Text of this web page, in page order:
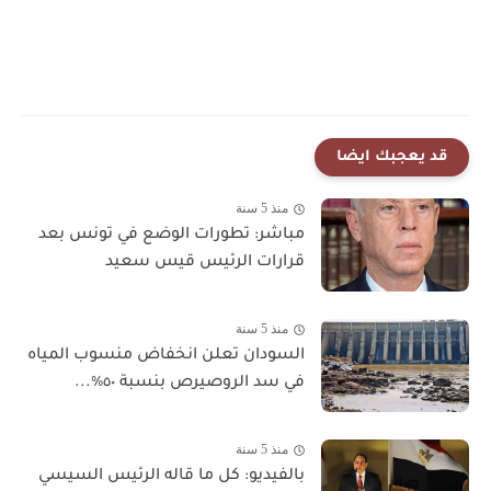
قد يعجبك ايضا
منذ 5 سنة
مباشر: تطورات الوضع في تونس بعد
قرارات الرئيس قيس سعيد
منذ 5 سنة
السودان تعلن انخفاض منسوب المياه
في سد الروصيرص بنسبة ٥٠٪...
منذ 5 سنة
بالفيديو: كل ما قاله الرئيس السيسي